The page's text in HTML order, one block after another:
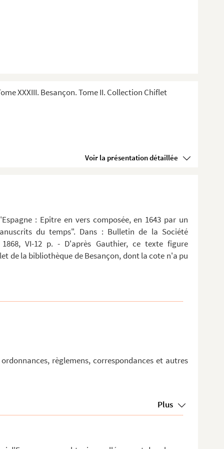
XXXIII. Besançon. Tome II. Collection Chiflet
Voir la présentation détaillée
: Epître en vers composée, en 1643 par un
du temps". Dans : Bulletin de la Société
VI-12 p. - D'après Gauthier, ce texte figure
de la bibliothèque de Besançon, dont la cote n'a pu
règlemens, correspondances et autres
Plus